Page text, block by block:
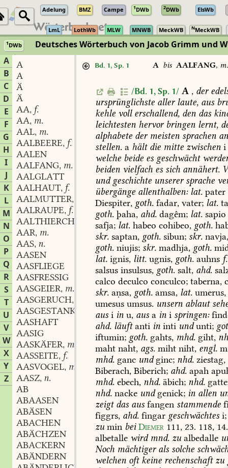
Adelung BMZ Campe 1DWb 2DWb ElsWb
LmL LothWb MLW MNWB MeckWB NMeckWB
1DWb Deutsches Wörterbuch von Jacob Grimm und
A
B
C
D
E
F
G
H
I
J
K
L
M
N
O
P
Q
R
S
T
U
V
W
X
Y
Z
A
A
Ä
Ä
AA, f.
AA, m.
AAL, m.
AALBEERE, f.
AALEN
AALFANG, m.
AALGLATT
AALHAUT, f.
AALMUTTER,
AALRAUPE, f.
AALTHIERCHEN
n.
AAR, m.
AAS, n.
AASEN
AASFLIEGE
AASFRESSIG
AASGEIER, m.
AASGERUCH,
AASGESTANK
AASHAFT
AASIG
AASKÄFER, m.
AASSEITE, f.
AASVOGEL, m.
AASZ, n.
AB
ABAASEN
ABÄSEN
ABACHEN
ABÄCHZEN
ABACKERN
ABÄNDERN
Bd. 1, Sp. 1 Abis AALFANG, m.
/Bd. 1, Sp. 1/ A , der
ursprünglichste allerlaute, aus
kehle vollerschallend, den das
leichtesten hervorbringen lernt,
alphabete dermeisten sprachen
stellen. a hältdie mitte zwischen i
welche beide es geschwächt
beiden vielfach es sich annähert.
undgeschichte unserersprache
übergänge allenthalben:lat. pater
Diespiter, goth. fadar, vater; lat.
goth. þaha, ahd. dagêm; lat. sapio
safja; lat. habeo cohibeo, goth.
skr. saptan, goth. sibun; skr.
goth. niujis; skr. madhja, goth.
lat. ignis, litt. ugnis, goth. auhns f.
salsus insulsus, goth. salt, ahd.
calco deculco conculco; taberna,
skr. aṇsa, goth. amsa, lat. umerus,
umesus umsus. unsern ablaut
aus i in u, aus a in i springen:
ahd. läuftanti in inti undunti;
iftumin; goth. gahts, mhd. giht,
maht naht, ags. miht niht, engl.
mhd. ganc undginc; nhd. ziestag,
Biberach, Biberich; ahd. apah
mhd. ebech, nhd. äbich; nhd.
nhd. nacke undgenick; in allen
zeigtdas aus fangen stammende
figgrs, ahd. fingar geschwächtes i;
zu min bei Diemer 111, 23. 118, 14.
albetalle wirdmnd. zu albedalle
Noch mächtigerals solche
welchen oftkeine rechenschaftzu